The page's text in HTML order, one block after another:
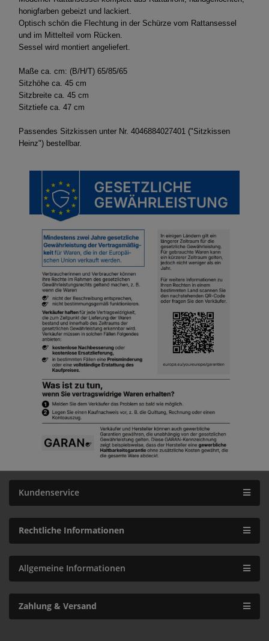
honigfarben gebeizt und lackiert.
Optisch schön die Flechtung in der Schürze vom Rattansessel
und im Mittelteil vom Rücken.
Sessel wird montiert angeliefert.
Maße ca. cm: (B/H/T) 65/85/65
Sitzhöhe ca. 45 cm
Sitzbreite ca. 45 cm
Sitztiefe ca. 47 cm
Passendes Sitzkissen unter Nr. 4046884027401 ("Sitzkissen
Heinz") bestellbar.
Kundenservice
Rechtliche Informationen
Allgemeine Informationen
Zahlung & Versand